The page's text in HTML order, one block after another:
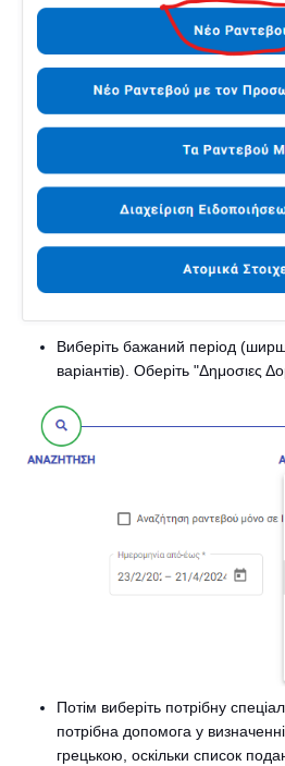
Виберіть бажаний період
варіантів). Оберіть "Δημοσιες
Потім виберіть потрібну
потрібна допомога у
грецькою, оскільки список